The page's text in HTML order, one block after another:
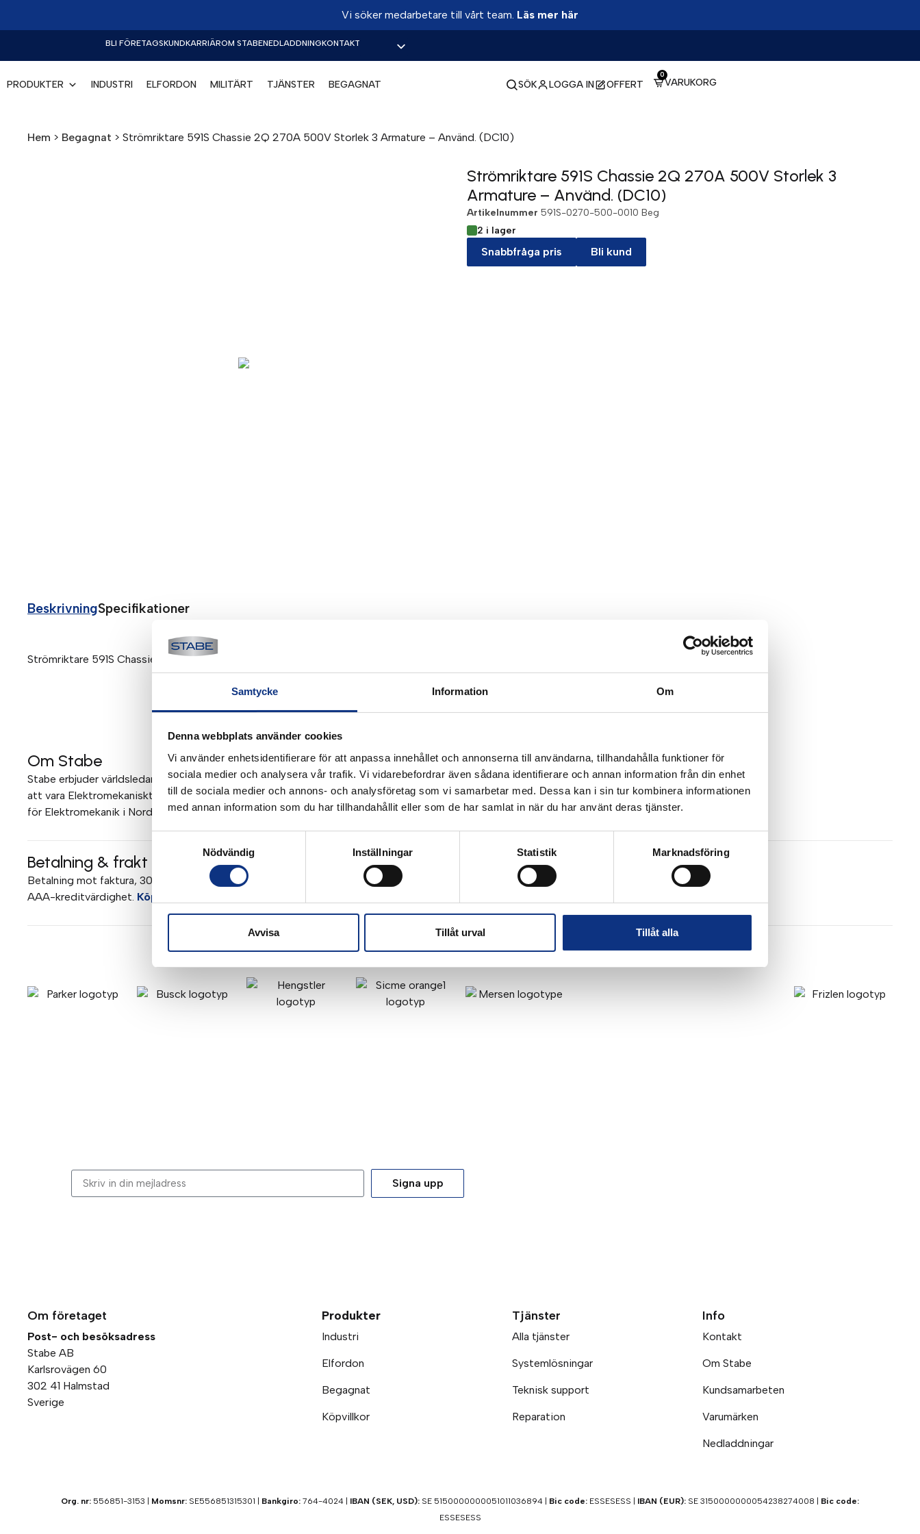
Samtycke Information Om
Denna webbplats använder cookies
Vi använder enhetsidentifierare för att anpassa innehållet och annonserna till användarna, tillhandahålla funktioner för
sociala medier och analysera vår trafik. Vi vidarebefordrar även sådana identifierare och annan information från din enhet
till de sociala medier och annons- och analysföretag som vi samarbetar med. Dessa kan i sin tur kombinera informationen
med annan information som du har tillhandahållit eller som de har samlat in när du har använt deras tjänster.
Nödvändig
Inställningar Statistik Marknadsföring
Avvisa Tillåt urval Tillåt alla
Vi söker medarbetare till vårt team. Läs mer här
BLI FÖRETAGSKUNDKARRIÄROM STABENEDLADDNINGKONTAKT
PRODUKTER INDUSTRI ELFORDON MILITÄRT TJÄNSTER BEGAGNAT SÖK LOGGA IN OFFERT VARUKORG
0
Hem > Begagnat > Strömriktare 591S Chassie 2Q 270A 500V Storlek 3 Armature – Använd. (DC10)
Strömriktare 591S Chassie 2Q 270A 500V Storlek 3
Armature – Använd. (DC10)
Artikelnummer 591S-0270-500-0010 Beg
2 i lager
Snabbfråga pris Bli kund
BeskrivningSpecifikationer
Strömriktare 591S Chassie 2Q 270A 500V Storlek 3 Armature – Använd. (DC10)
Om Stabe
Stabe erbjuder världsledande elektromekanik och pneumatik för industriautomation. Vi är stolta
att vara Elektromekaniskt Teknisk Center (EMTC) för Parker Hannifin och certifierad distributör
för Elektromekanik i Norden. Mer om Stabe
Betalning & frakt
Betalning mot faktura, 30 dagar. Fraktkostnad tillkommer. Alla priser visas i SEK. Stabe innehar
AAA-kreditvärdighet. Köpvillkor
Signa upp
Om företaget
Post- och besöksadress
Stabe AB
Karlsrovägen 60
302 41 Halmstad
Sverige
Produkter
Industri
Elfordon
Begagnat
Köpvillkor
Tjänster
Alla tjänster
Systemlösningar
Teknisk support
Reparation
Info
Kontakt
Om Stabe
Kundsamarbeten
Varumärken
Nedladdningar
Org. nr: 556851-3153 | Momsnr: SE556851315301 | Bankgiro: 764-4024 | IBAN (SEK, USD): SE 5150000000051011036894 | Bic code: ESSESESS | IBAN (EUR): SE 3150000000054238274008 | Bic code:
ESSESESS